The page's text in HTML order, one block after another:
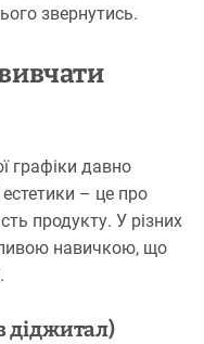
звернутись.
графіки давно
– це про
продукту. У різних
навичкою, що
діджитал)